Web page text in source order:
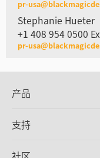
pr-
Stephanie Hueter
+1 408 954 0500
pr-
产品
DaVinci Resolve和
支持